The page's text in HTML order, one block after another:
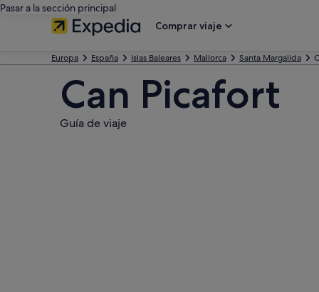
Pasar a la sección principal
Comprar viaje
Europa España Islas Baleares Mallorca Santa Margalida
Can Picafort
Guía de viaje